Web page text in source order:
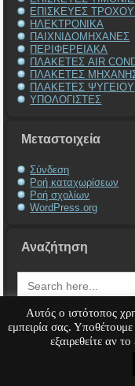
ΕΠΙΣΚΕΥΕΣ
ΗΛΕΚΤΡΟΝΙΚΑ
ΠΑΙΧΝΙΔΟΜΗΧΑΝΕΣ
ΠΕΡΙΦΕΡΕΙΑΚΑ
ΠΛΑΚΕΤΕΣ AIR
ΠΛΑΚΕΤΕΣ ΜΗΧΑΝΗΣ
ΠΛΑΚΕΤΕΣ ΨΥΓΕΙΟΥ
ΥΠΟΛΟΓΙΣΤΕΣ
Μεταστοιχεία
Σύνδεση
Ροή καταχωρίσεων
Ροή σχολίων
WordPress.org
Αναζήτηση
Search
for:
Service Υπολογιστή Service
Αυτός ο ιστότοπος
εμπειρία σας. Υποθέτουμε
εξαιρεθείτε αν το